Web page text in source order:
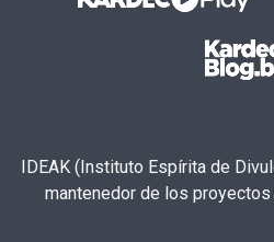
IDEAK (Instituto Espírita de
mantenedor de los